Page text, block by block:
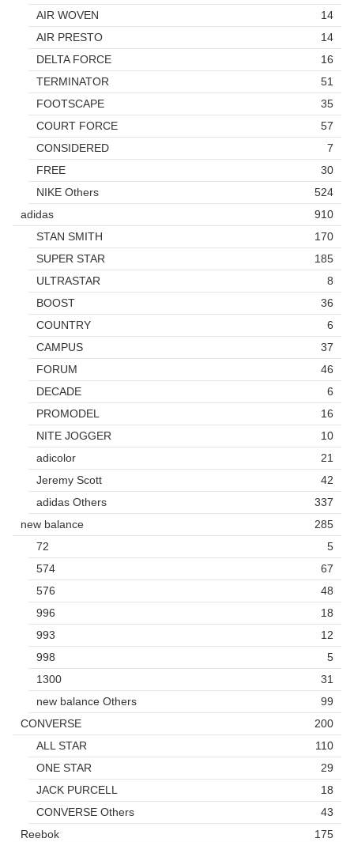
AIR WOVEN
14
AIR PRESTO
14
DELTA FORCE
16
TERMINATOR
51
FOOTSCAPE
35
COURT FORCE
57
CONSIDERED
7
FREE
30
NIKE Others
524
adidas
910
STAN SMITH
170
SUPER STAR
185
ULTRASTAR
8
BOOST
36
COUNTRY
6
CAMPUS
37
FORUM
46
DECADE
6
PROMODEL
16
NITE JOGGER
10
adicolor
21
Jeremy Scott
42
adidas Others
337
new balance
285
72
5
574
67
576
48
996
18
993
12
998
5
1300
31
new balance Others
99
CONVERSE
200
ALL STAR
110
ONE STAR
29
JACK PURCELL
18
CONVERSE Others
43
Reebok
175